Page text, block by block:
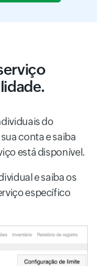
do
conta e saiba
está disponível.
e saiba os
específico